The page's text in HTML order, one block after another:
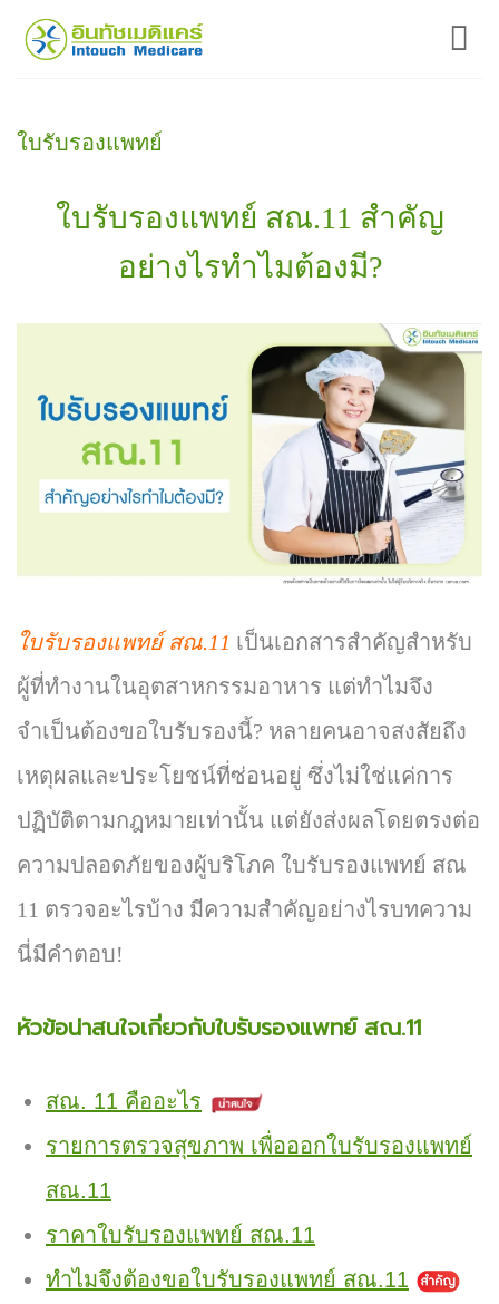
ข้าม
เนื้อหา
ใบรับรองแพทย์
ใบรับรองแพทย์ สณ.11 สำคัญ
อย่างไรทำไมต้องมี?
ใบรับรองแพทย์ สณ.11 เป็นเอกสารสำคัญสำหรับ
ผู้ที่ทำงานในอุตสาหกรรมอาหาร แต่ทำไมจึง
จำเป็นต้องขอใบรับรองนี้? หลายคนอาจสงสัยถึง
เหตุผลและประโยชน์ที่ซ่อนอยู่ ซึ่งไม่ใช่แค่การ
ปฏิบัติตามกฎหมายเท่านั้น แต่ยังส่งผลโดยตรงต่อ
ความปลอดภัยของผู้บริโภค ใบรับรองแพทย์ สณ
11 ตรวจอะไรบ้าง มีความสำคัญอย่างไรบทความ
นี่มีคำตอบ!
หัวข้อน่าสนใจเกี่ยวกับใบรับรองแพทย์ สณ.11
สณ. 11 คืออะไร
รายการตรวจสุขภาพ เพื่อออกใบรับรองแพทย์
สณ.11
ราคาใบรับรองแพทย์ สณ.11
ทำไมจึงต้องขอใบรับรองแพทย์ สณ.11